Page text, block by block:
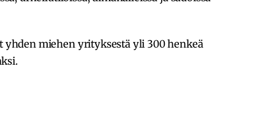
yhden miehen yrityksestä yli 300 henkeä